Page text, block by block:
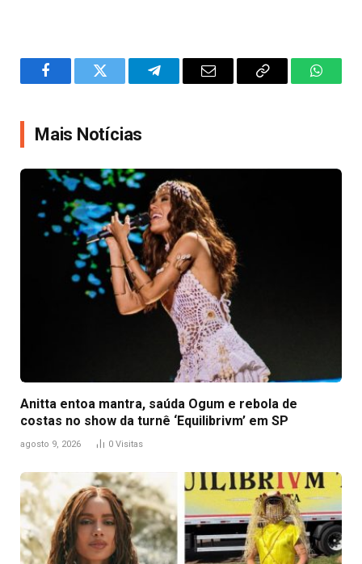
FacebookTwitter TelegramEmail
Copy
Mais Notícias
Anitta entoa mantra, saúda Ogum e rebola de
costas no show da turnê ‘Equilibrivm’ em SP
agosto 9, 2026 0 Visitas